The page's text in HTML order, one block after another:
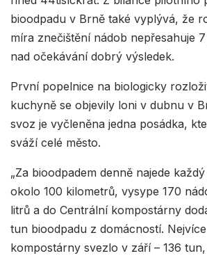
bioodpadu v Brně také vyplývá, že
míra znečištění nádob nepřesahuje
nad očekávání dobrý výsledek.
První popelnice na biologicky
kuchyně se objevily loni v dubnu v
svoz je vyčleněna jedna posádka,
sváží celé město.
„Za bioodpadem denně najede
okolo 100 kilometrů, vysype 170
litrů a do Centrální kompostárny
tun bioodpadu z domácností.
kompostárny svezlo v září – 136